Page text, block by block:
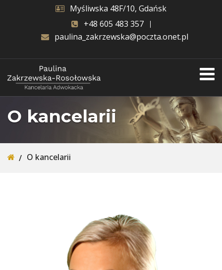
Myśliwska 48F/10, Gdańsk
+48 605 483 357
paulina_zakrzewska@poczta.onet.pl
O kancelarii
O kancelarii